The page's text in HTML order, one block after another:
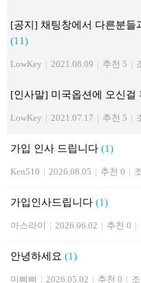
[공지] 채팅창에서 다른분들
(11)
LowKey | 2021.08.09 | 추천 5 |
[인사말] 미국옵션에 오신걸
LowKey | 2021.07.17 | 추천 5 |
가입 인사 드립니다 (1)
Ken510 | 2026.08.05 | 추천 0 |
가입인사드립니다 (1)
아스라이 | 2026.06.02 | 추천 0 |
안녕하세요 (1)
미삐삐 | 2026.05.02 | 추천 0 |